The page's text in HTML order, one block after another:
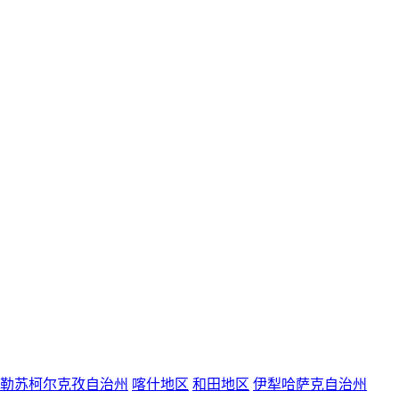
苏柯尔克孜自治州 喀什地区 和田地区 伊犁哈萨克自治州